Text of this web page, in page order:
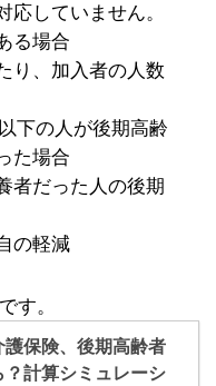
応していません。
る場合
り、加入者の人数
下の人が後期高齢
た場合
者だった人の後期
の軽減
す。
護保険、後期高齢者
計算シミュレーシ